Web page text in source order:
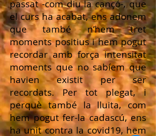
passat -com diu la cançó-, que
el curs ha acabat, ens adonem
que també n’hem tret
moments positius i hem pogut
recordar amb força intensitat
moments que no sabíem que
havien existit per ser
recordats. Per tot plegat, i
perquè també la lluita, com
hem pogut fer-la cadascú, ens
ha unit contra la covid19, hem